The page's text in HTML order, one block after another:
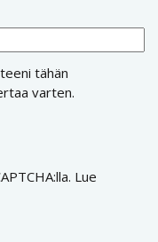
tähän
varten.
Lue